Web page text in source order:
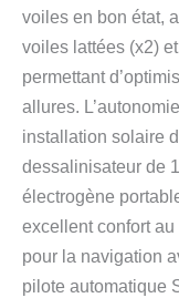
voiles en bon état,
voiles lattées (x2)
permettant
allures.
installation solaire
dessalinisateur de
électrogène
excellent confort
pour la navigation
pilote automatique